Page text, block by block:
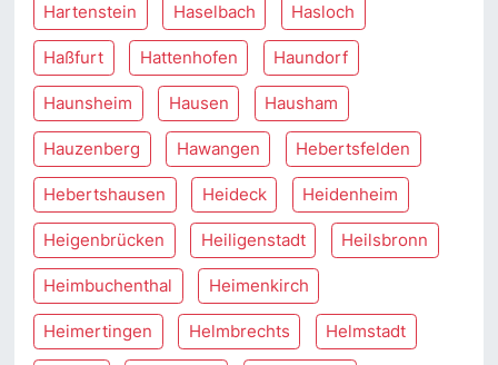
Hartenstein Haselbach Hasloch
Haßfurt Hattenhofen Haundorf
Haunsheim Hausen Hausham
Hauzenberg Hawangen Hebertsfelden
Hebertshausen Heideck Heidenheim
Heigenbrücken Heiligenstadt Heilsbronn
Heimbuchenthal Heimenkirch
Heimertingen Helmbrechts Helmstadt